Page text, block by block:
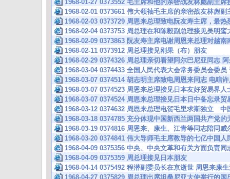
1968-01-27 0373552 毛主席和他的亲密战友林彪副主
1968-02-01 0373661 伟大领袖毛主席的亲密战友林彪
1968-02-03 0373729 周恩来总理致电阮友寿主席，最
1968-02-04 0373753 周总理在和陈毅副总理接见吴明
1968-02-09 0373863 阮友寿主席电谢周恩来总理对越
1968-02-11 0373912 周总理接见刚果（布）朋友
1968-02-29 0374326 周总理亲切看望阿尔巴尼亚同志
1968-03-04 0374433 全国人民代表大会常务委员会委
1968-03-07 0374514 胡志明主席致电周恩来同志 电唁
1968-03-07 0374523 周恩来总理接见日本友好贸易界人
1968-03-07 0374524 周恩来总理接见日本日中备忘录贸
1968-03-12 0374632 周恩来总理电贺毛里求斯独立 中
1968-03-18 0374785 充分体现中国新西兰两国共产党
1968-03-19 0374816 周恩来、康生、江青等同志陪同
1968-03-20 0374841 伟大导师毛主席教导的七亿中国
1968-04-09 0375356 中央、中央文革和有关方面负责
1968-04-09 0375359 周总理接见日本朋友
1968-04-14 0375492 程潜副委员长在京逝世 周恩来康
1968-04-27 0375829 周总理出席坦桑尼亚大使举行的